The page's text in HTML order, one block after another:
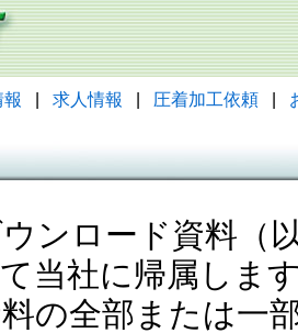
求人情報 圧着加工依頼
ンロード資料（
当社に帰属しま
の全部または一